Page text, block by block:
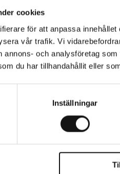
cookies
för att anpassa
vår trafik. Vi
annons- och analysföretag
du har tillhandahållit eller
Inställningar